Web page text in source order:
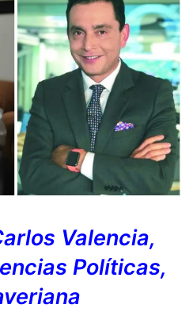
Valencia,
Políticas,